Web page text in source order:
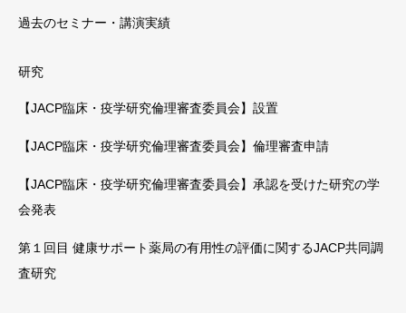
過去のセミナー・講演実績
研究
【JACP臨床・疫学研究倫理審査委員会】設置
【JACP臨床・疫学研究倫理審査委員会】倫理審査申請
【JACP臨床・疫学研究倫理審査委員会】承認を受けた研究の学
会発表
第１回目 健康サポート薬局の有用性の評価に関するJACP共同調
査研究